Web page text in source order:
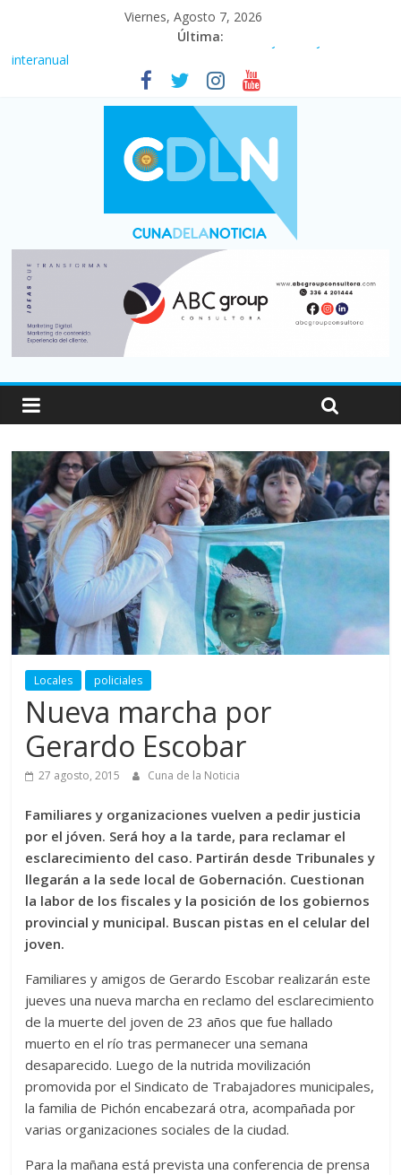
Viernes, Agosto 7, 2026
Última:
Fuerte caída de la venta de autos usados en julio: bajó un 12,6%
Central venció 1 a 0 al River de Coudet en el Monumental
La morosidad alcanzó su nivel más alto en dos décadas y ya
afecta a 400 mil deudores en Santa Fe
Desde que asumió Milei cerraron 41.000 kioscos: el sector
denuncia crisis como en 2001
Vacaciones de invierno con más movimiento y consumo
turístico: 4,6 millones de personas viajaron por el país, un 5,9%
Locales policiales
Nueva marcha por
Gerardo Escobar
27 agosto, 2015 Cuna de la Noticia
Familiares y organizaciones vuelven a pedir justicia
por el jóven. Será hoy a la tarde, para reclamar el
esclarecimiento del caso. Partirán desde Tribunales y
llegarán a la sede local de Gobernación. Cuestionan
la labor de los fiscales y la posición de los gobiernos
provincial y municipal. Buscan pistas en el celular del
joven.
Familiares y amigos de Gerardo Escobar realizarán este
jueves una nueva marcha en reclamo del esclarecimiento
de la muerte del joven de 23 años que fue hallado
muerto en el río tras permanecer una semana
desaparecido. Luego de la nutrida movilización
promovida por el Sindicato de Trabajadores municipales,
la familia de Pichón encabezará otra, acompañada por
varias organizaciones sociales de la ciudad.
Para la mañana está prevista una conferencia de prensa